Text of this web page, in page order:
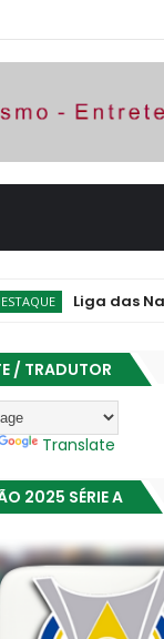
das Nações de
/ TRADUTOR
Translate
2025 SÉRIE A